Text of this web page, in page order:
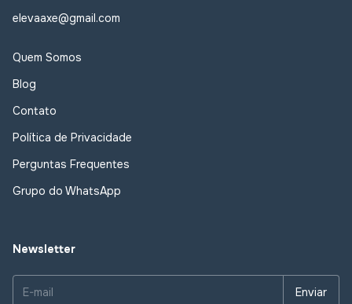
elevaaxe@gmail.com
Quem Somos
Blog
Contato
Política de Privacidade
Perguntas Frequentes
Grupo do WhatsApp
Newsletter